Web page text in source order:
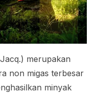
Jacq.) merupakan
non migas terbesar
minyak